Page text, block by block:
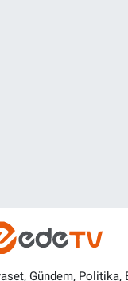
Gündem, Politika,